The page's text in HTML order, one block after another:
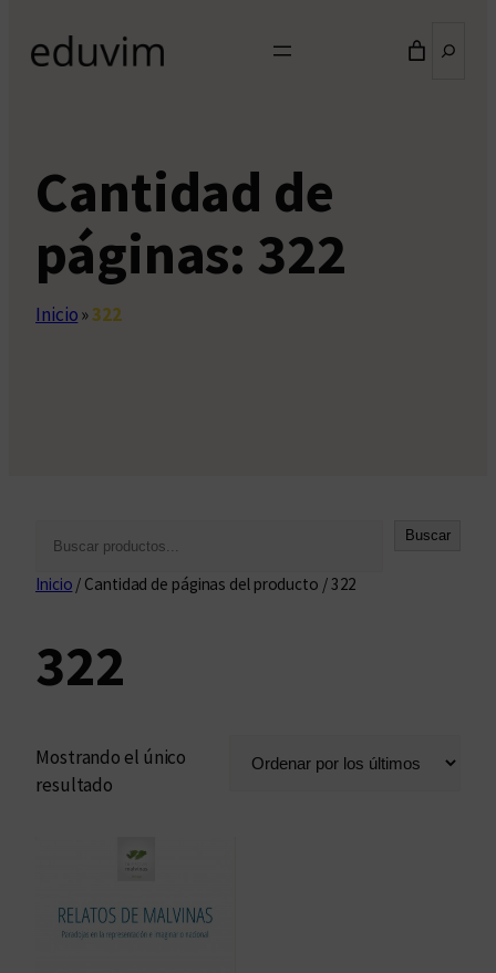
Cantidad de
páginas: 322
Inicio»322
s
a
r
Buscar
Inicio / Cantidad de páginas del producto / 322
322
Mostrando el único
resultado